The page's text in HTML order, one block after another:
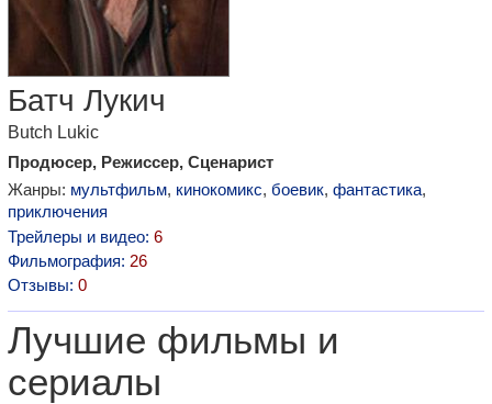
Батч Лукич
Butch Lukic
Продюсер, Режиссер, Сценарист
Жанры: мультфильм, кинокомикс, боевик, фантастика,
приключения
Трейлеры и видео: 6
Фильмография: 26
Отзывы: 0
Лучшие фильмы и
сериалы